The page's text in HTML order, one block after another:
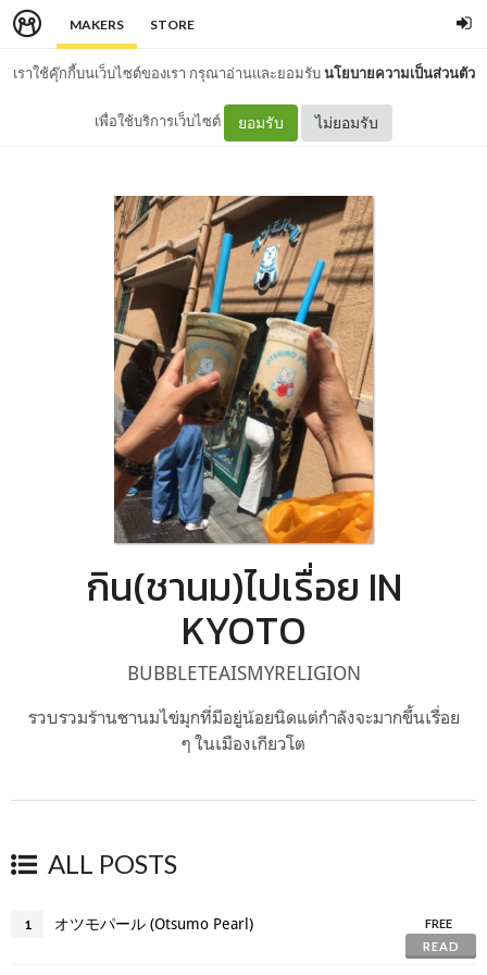
MAKERS STORE
เราใช้คุ๊กกี้บนเว็บไซต์ของเรา กรุณาอ่านและยอมรับนโยบายความเป็นส่วนตัว
เพื่อใช้บริการเว็บไซต์ ยอมรับ ไม่ยอมรับ
กิน(ชานม)ไปเรื่อย IN
KYOTO
BUBBLETEAISMYRELIGION
รวบรวมร้านชานมไข่มุกที่มีอยู่น้อยนิดแต่กำลังจะมากขึ้นเรื่อย
ๆ ในเมืองเกียวโต
ALL POSTS
1 オツモパール (Otsumo Pearl)
FREE
READ